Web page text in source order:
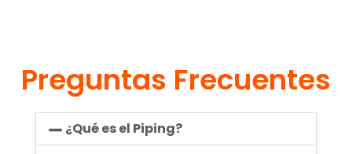
Preguntas Frecuentes
¿Qué es el Piping?